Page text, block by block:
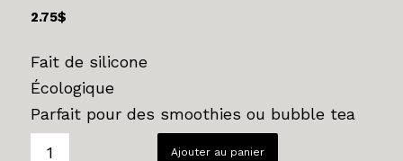
2.75$
Fait de silicone
Écologique
Parfait pour des smoothies ou bubble tea
Ajouter au panier